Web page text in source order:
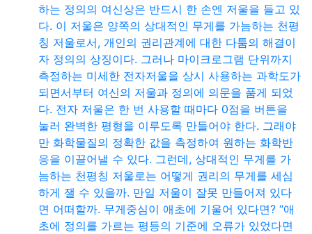
하는 정의의 여신상은 반드시 한 손엔 저울을 들고 있
다. 이 저울은 양쪽의 상대적인 무게를 가늠하는 천평
칭 저울로서, 개인의 권리관계에 대한 다툼의 해결이
자 정의의 상징이다. 그러나 마이크로그램 단위까지
측정하는 미세한 전자저울을 상시 사용하는 과학도가
되면서부터 여신의 저울과 정의에 의문을 품게 되었
다. 전자 저울은 한 번 사용할 때마다 0점을 버튼을
눌러 완벽한 평형을 이루도록 만들어야 한다. 그래야
만 화학물질의 정확한 값을 측정하여 원하는 화학반
응을 이끌어낼 수 있다. 그런데, 상대적인 무게를 가
늠하는 천평칭 저울로는 어떻게 권리의 무게를 세심
하게 잴 수 있을까. 만일 저울이 잘못 만들어져 있다
면 어떠할까. 무게중심이 애초에 기울어 있다면? “애
초에 정의를 가르는 평등의 기준에 오류가 있었다면